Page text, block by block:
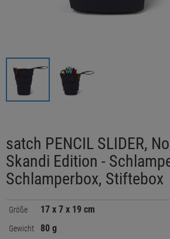
satch PENCIL SLIDER,
Skandi Edition -
Schlamperbox, Stiftebox
Größe 17 x 7 x 19 cm
Gewicht 80 g